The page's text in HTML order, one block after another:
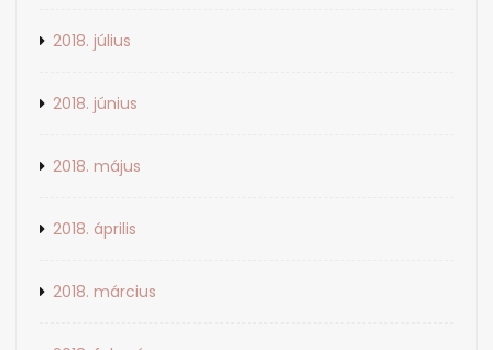
2018. július
2018. június
2018. május
2018. április
2018. március